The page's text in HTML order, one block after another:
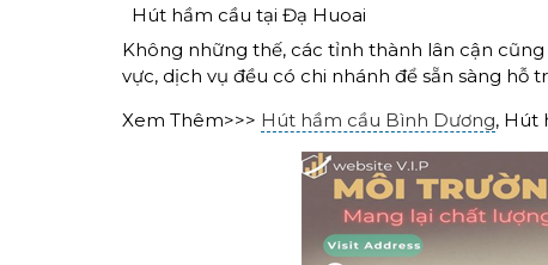
Hút hầm cầu tại Đạ Huoai
Không những thế, các tỉnh thành lân cận
vực, dịch vụ đều có chi nhánh để sẵn sàng hỗ
Xem Thêm>>> Hút hầm cầu Bình Dương, Hút